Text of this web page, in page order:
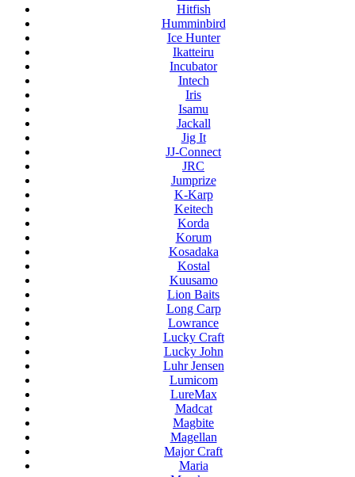
Hitfish
Humminbird
Ice Hunter
Ikatteiru
Incubator
Intech
Iris
Isamu
Jackall
Jig It
JJ-Connect
JRC
Jumprize
K-Karp
Keitech
Korda
Korum
Kosadaka
Kostal
Kuusamo
Lion Baits
Long Carp
Lowrance
Lucky Craft
Lucky John
Luhr Jensen
Lumicom
LureMax
Madcat
Magbite
Magellan
Major Craft
Maria